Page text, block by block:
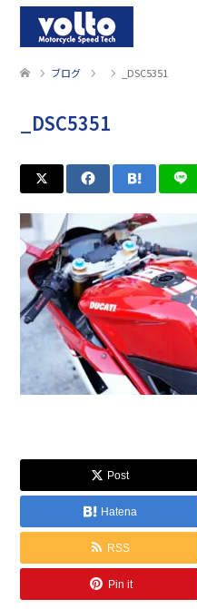
ブログ _DSC5351
_DSC5351
Post
Hatena
RSS
Pin it